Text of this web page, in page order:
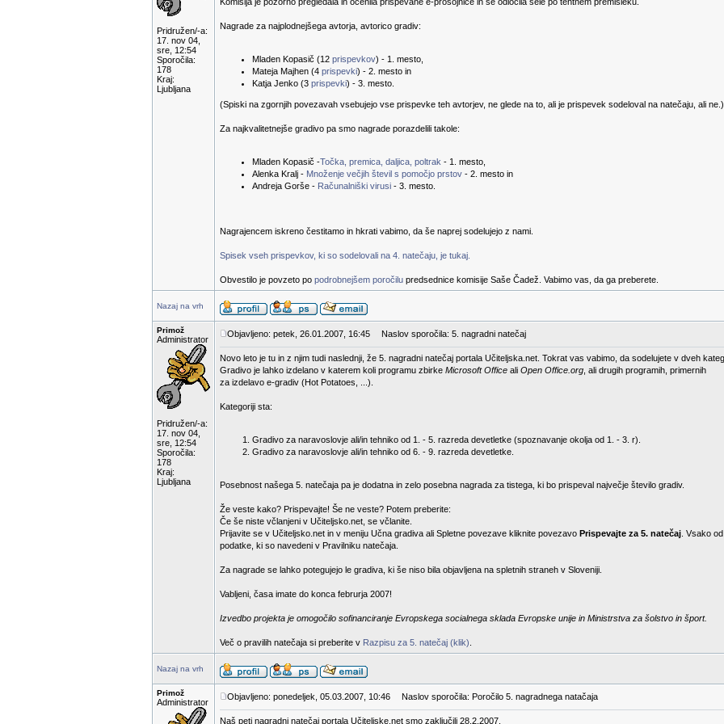
Pridružen/-a:
17. nov 04,
sre, 12:54
Sporočila:
178
Kraj:
Ljubljana
Nagrade za najplodnejšega avtorja, avtorico gradiv:
Mladen Kopasič (12 prispevkov) - 1. mesto,
Mateja Majhen (4 prispevki) - 2. mesto in
Katja Jenko (3 prispevki) - 3. mesto.
(Spiski na zgornjih povezavah vsebujejo vse prispevke teh avtorjev, ne glede na to, ali je prispevek sodeloval na natečaju, ali ne.)
Za najkvalitetnejše gradivo pa smo nagrade porazdelili takole:
Mladen Kopasič -Točka, premica, daljica, poltrak - 1. mesto,
Alenka Kralj - Množenje večjih števil s pomočjo prstov - 2. mesto in
Andreja Gorše - Računalniški virusi - 3. mesto.
Nagrajencem iskreno čestitamo in hkrati vabimo, da še naprej sodelujejo z nami.
Spisek vseh prispevkov, ki so sodelovali na 4. natečaju, je tukaj.
Obvestilo je povzeto po podrobnejšem poročilu predsednice komisije Saše Čadež. Vabimo vas, da ga preberete.
Nazaj na vrh
Primož
Administrator
Pridružen/-a:
17. nov 04,
sre, 12:54
Sporočila:
178
Kraj:
Ljubljana
Objavljeno: petek, 26.01.2007, 16:45 Naslov sporočila: 5. nagradni natečaj
Novo leto je tu in z njim tudi naslednji, že 5. nagradni natečaj portala Učiteljska.net. Tokrat vas vabimo, da sodelujete v dveh
Gradivo je lahko izdelano v katerem koli programu zbirke Microsoft Office ali Open Office.org , ali drugih programih, primernih
za izdelavo e-gradiv (Hot Potatoes, ...).
Kategoriji sta:
Gradivo za naravoslovje ali/in tehniko od 1. - 5. razreda devetletke (spoznavanje okolja od 1. - 3. r).
Gradivo za naravoslovje ali/in tehniko od 6. - 9. razreda devetletke.
Posebnost našega 5. natečaja pa je dodatna in zelo posebna nagrada za tistega, ki bo prispeval največje število gradiv.
Že veste kako? Prispevajte! Še ne veste? Potem preberite:
Če še niste včlanjeni v Učiteljsko.net, se včlanite.
Prijavite se v Učiteljsko.net in v meniju Učna gradiva ali Spletne povezave kliknite povezavo Prispevajte za 5. natečaj . Vsako
podatke, ki so navedeni v Pravilniku natečaja.
Za nagrade se lahko potegujejo le gradiva, ki še niso bila objavljena na spletnih straneh v Sloveniji.
Vabljeni, časa imate do konca februrja 2007!
Izvedbo projekta je omogočilo sofinanciranje Evropskega socialnega sklada Evropske unije in Ministrstva za šolstvo in šport.
Več o pravilih natečaja si preberite v Razpisu za 5. natečaj (klik)
Nazaj na vrh
Primož
Administrator
Objavljeno: ponedeljek, 05.03.2007, 10:46 Naslov sporočila: Poročilo 5. nagradnega natačaja
Naš peti nagradni natečaj portala Učiteljske.net smo zaključili 28.2.2007.